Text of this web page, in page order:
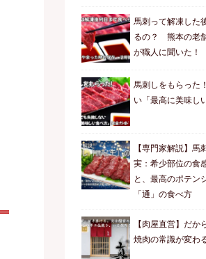
馬刺って解凍した
るの？ 熊本の老
が職人に聞いた！
馬刺しをもらった
い「最高に美味し
【専門家解説】馬
実：希少部位の食
と、最高のポテン
「通」の食べ方
【肉屋直営】だか
焼肉の常識が変わ